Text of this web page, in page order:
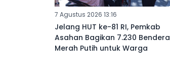
7 Agustus 2026 13:16
Jelang HUT ke-81 RI, Pemkab
Asahan Bagikan 7.230 Bendera
Merah Putih untuk Warga